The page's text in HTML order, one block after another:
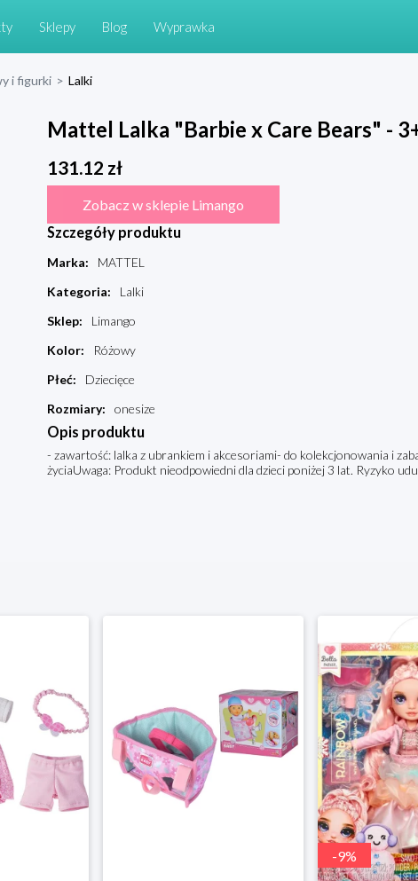
Sklepy Blog Wyprawka
i figurki > Lalki
Mattel Lalka "Barbie x Care Bears" -
131.12 zł
Zobacz w sklepie Limango
Szczegóły produktu
Marka:
MATTEL
Kategoria:
Lalki
Sklep:
Limango
Kolor:
Różowy
Płeć:
Dziecięce
Rozmiary: onesize
Opis produktu
- zawartość: lalka z ubrankiem i akcesoriami- do kolekcjonowania i
życiaUwaga: Produkt nieodpowiedni dla dzieci poniżej 3 lat. Ryzyko
-9%